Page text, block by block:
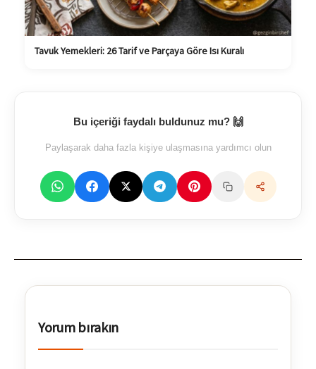
Tavuk Yemekleri: 26 Tarif ve Parçaya Göre Isı Kuralı
Bu içeriği faydalı buldunuz mu? 🙌
Paylaşarak daha fazla kişiye ulaşmasına yardımcı olun
Yorum bırakın